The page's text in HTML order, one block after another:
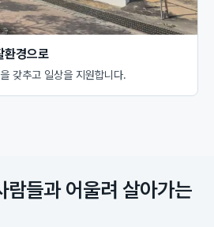
환경으로
갖추고 일상을 지원합니다.
람들과 어울려 살아가는